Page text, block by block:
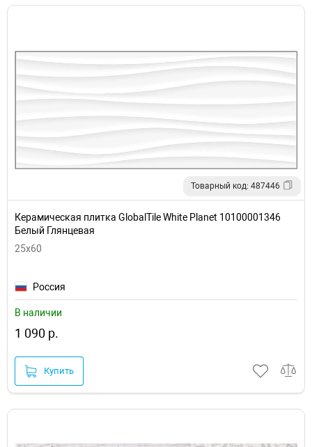
Товарный код: 487446
Керамическая плитка GlobalTile White Planet 10100001346
Белый Глянцевая
25x60
Россия
В наличии
1 090 р.
Купить